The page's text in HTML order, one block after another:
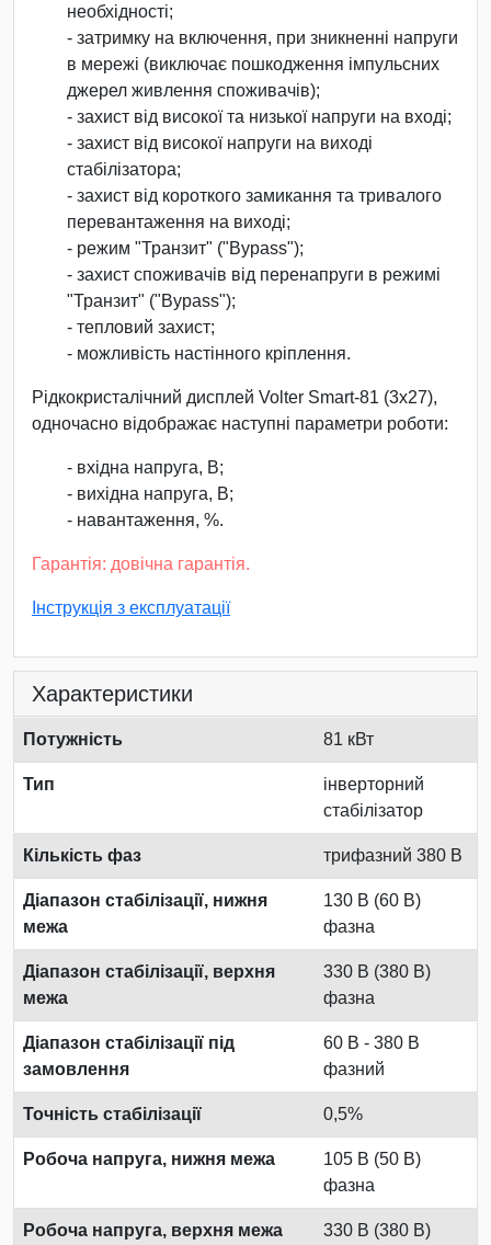
необхідності;
- затримку на включення, при зникненні напруги
в мережі (виключає пошкодження імпульсних
джерел живлення споживачів);
- захист від високої та низької напруги на вході;
- захист від високої напруги на виході
стабілізатора;
- захист від короткого замикання та тривалого
перевантаження на виході;
- режим "Транзит" ("Bypass");
- захист споживачів від перенапруги в режимі
"Транзит" ("Bypass");
- тепловий захист;
- можливість настінного кріплення.
Рідкокристалічний дисплей Volter Smart-81 (3х27),
одночасно відображає наступні параметри роботи:
- вхідна напруга, В;
- вихідна напруга, В;
- навантаження, %.
Гарантія: довічна гарантія.
Інструкція з експлуатації
Характеристики
Потужність 81 кВт
Тип
інверторний
стабілізатор
Кількість фаз трифазний 380 В
Діапазон стабілізації, нижня
межа
130 В (60 В)
фазна
Діапазон стабілізації, верхня
межа
330 В (380 В)
фазна
Діапазон стабілізації під
замовлення
60 В - 380 В
фазний
Точність стабілізації 0,5%
Робоча напруга, нижня межа
105 В (50 В)
фазна
Робоча напруга, верхня межа
330 В (380 В)